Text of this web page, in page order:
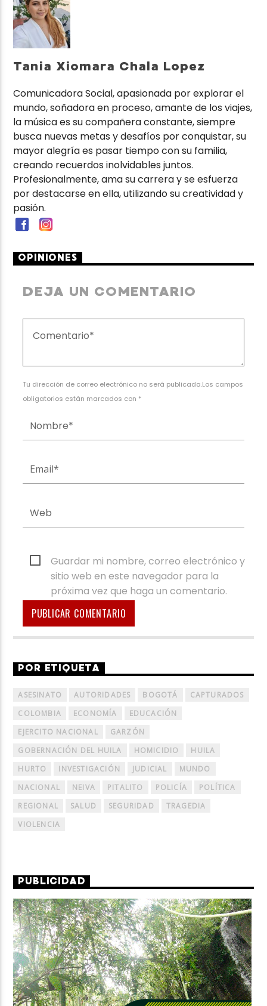
Tania Xiomara Chala Lopez
Comunicadora Social, apasionada por explorar el
mundo, soñadora en proceso, amante de los viajes,
la música es su compañera constante, siempre
busca nuevas metas y desafíos por conquistar, su
mayor alegría es pasar tiempo con su familia,
creando recuerdos inolvidables juntos.
Profesionalmente, ama su carrera y se esfuerza
por destacarse en ella, utilizando su creatividad y
pasión.
OPINIONES
DEJA UN COMENTARIO
Tu dirección de correo electrónico no será publicada.Los campos
obligatorios están marcados con *
Guardar mi nombre, correo electrónico y
sitio web en este navegador para la
próxima vez que haga un comentario.
POR ETIQUETA
ASESINATO AUTORIDADES BOGOTÁ
CAPTURADOS
COLOMBIA
ECONOMÍA
EDUCACIÓN
EJERCITO NACIONAL
GARZÓN
GOBERNACIÓN DEL HUILA
HOMICIDIO
HUILA
HURTO
INVESTIGACIÓN JUDICIAL
MUNDO
NACIONAL
NEIVA PITALITO POLICÍA
POLÍTICA
REGIONAL
SALUD SEGURIDAD
TRAGEDIA
VIOLENCIA
PUBLICIDAD